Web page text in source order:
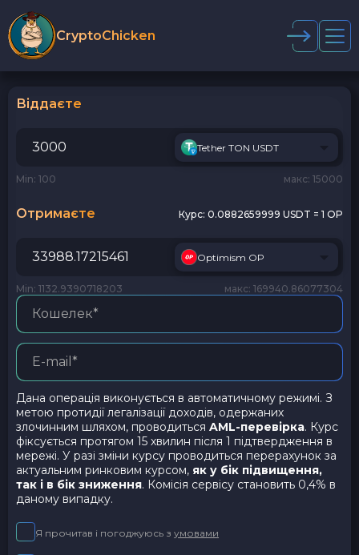
CryptoChicken
Віддаєте
Tether TON USDT
Min: 100 макс: 15000
Отримаєте Курс: 0.0882659999 USDT = 1 OP
Optimism OP
Min: 1132.9390718203 макс: 169940.86077304
Дана операція виконується в автоматичному режимі. З
метою протидії легалізації доходів, одержаних
злочинним шляхом, проводиться AML-перевірка. Курс
фіксується протягом 15 хвилин після 1 підтвердження в
мережі. У разі зміни курсу проводиться перерахунок за
актуальним ринковим курсом, як у бік підвищення,
так і в бік зниження. Комісія сервісу становить 0,4% в
даному випадку.
Я прочитав і погоджуюсь з умовами